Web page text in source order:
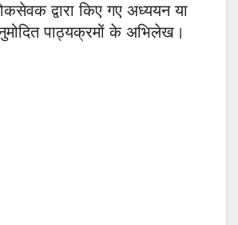
द्वारा किए गए अध्ययन या
पाठ्यक्रमों के अभिलेख।